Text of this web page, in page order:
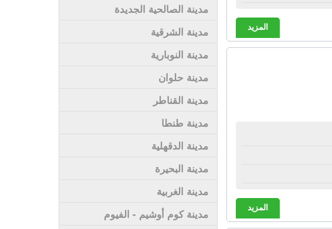
المزيد
المزيد
مدينة الصالحية الجديدة
مدينة الشرقية
مدينة النوبارية
مدينة حلوان
مدينة القناطر
مدينة طنطا
مدينة الدقهلية
مدينة البحيرة
مدينة الغربية
مدينة كوم أوشيم - الفيوم